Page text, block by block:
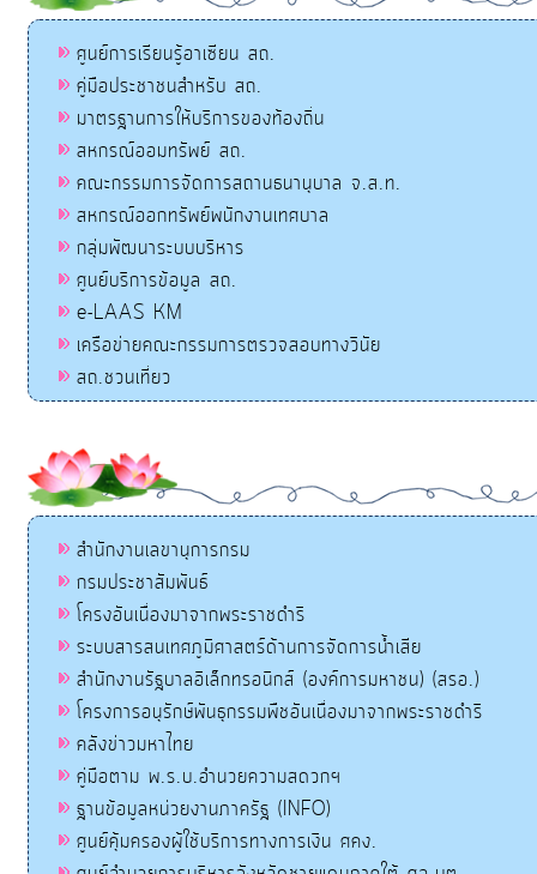
ศูนย์การเรียนรู้อาเซียน สถ.
คู่มือประชาชนสำหรับ สถ.
มาตรฐานการให้บริการของท้องถิ่น
สหกรณ์ออมทรัพย์ สถ.
คณะกรรมการจัดการสถานธนานุบาล จ.ส.ท.
สหกรณ์ออกทรัพย์พนักงานเทศบาล
กลุ่มพัฒนาระบบบริหาร
ศูนย์บริการข้อมูล สถ.
e-LAAS KM
เครือข่ายคณะกรรมการตรวจสอบทางวินัย
สถ.ชวนเที่ยว
สำนักงานเลขานุการกรม
กรมประชาสัมพันธ์
โครงอันเนื่องมาจากพระราชดำริ
ระบบสารสนเทศภูมิศาสตร์ด้านการจัดการน้ำเสีย
สำนักงานรัฐบาลอิเล็กทรอนิกส์ (องค์การมหาชน) (สรอ.)
โครงการอนุรักษ์พันธุกรรมพืชอันเนื่องมาจากพระราชดำริ
คลังข่าวมหาไทย
คู่มือตาม พ.ร.บ.อำนวยความสดวกฯ
ฐานข้อมูลหน่วยงานภาครัฐ (INFO)
ศูนย์คุ้มครองผู้ใช้บริการทางการเงิน ศคง.